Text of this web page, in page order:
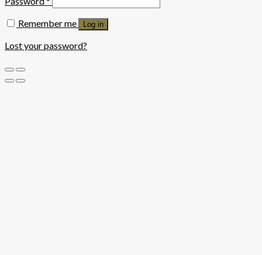
Remember me
Log in
Lost your password?